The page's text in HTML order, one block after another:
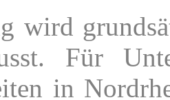
wird
Für
in